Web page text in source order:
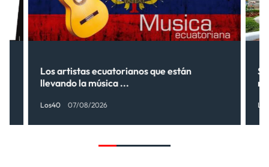
Los artistas ecuatorianos que están
llevando la música ...
Los40 07/08/2026